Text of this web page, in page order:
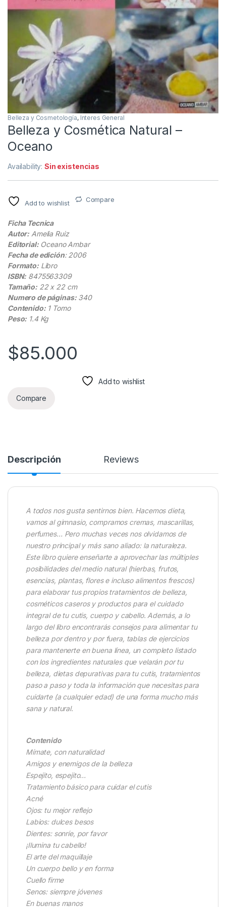
Belleza y Cosmetología, Interes General
Belleza y Cosmética Natural –
Oceano
Availability:Sin existencias
Add to wishlist Compare
Ficha Tecnica
Autor: Amelia Ruiz
Editorial:Oceano Ambar
Fecha de edición: 2006
Formato:Libro
ISBN: 8475563309
Tamaño: 22 x 22 cm
Numero de páginas:340
Contenido:1 Tomo
Peso: 1.4 Kg
$85.000
Add to wishlist
Compare
Descripción Reviews
A todos nos gusta sentirnos bien. Hacemos dieta,
vamos al gimnasio, compramos cremas, mascarillas,
perfumes… Pero muchas veces nos olvidamos de
nuestro principal y más sano aliado: la naturaleza.
Este libro quiere enseñarte a aprovechar las múltiples
posibilidades del medio natural (hierbas, frutos,
esencias, plantas, flores e incluso alimentos frescos)
para elaborar tus propios tratamientos de belleza,
cosméticos caseros y productos para el cuidado
integral de tu cutis, cuerpo y cabello. Además, a lo
largo del libro encontrarás consejos para alimentar tu
belleza por dentro y por fuera, tablas de ejercicios
para mantenerte en buena línea, un completo listado
con los ingredientes naturales que velarán por tu
belleza, dietas depurativas para tu cutis, tratamientos
paso a paso y toda la información que necesitas para
cuidarte (a cualquier edad) de una forma mucho más
sana y natural.
Contenido
Mímate, con naturalidad
Amigos y enemigos de la belleza
Espejito, espejito…
Tratamiento básico para cuidar el cutis
Acné
Ojos: tu mejor reflejo
Labios: dulces besos
Dientes: sonríe, por favor
¡Ilumina tu cabello!
El arte del maquillaje
Un cuerpo bello y en forma
Cuello firme
Senos: siempre jóvenes
En buenas manos